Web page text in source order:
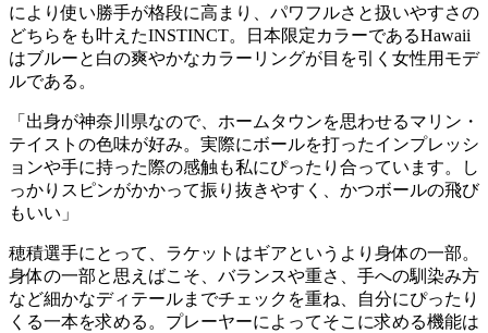
により使い勝手が格段に高まり、パワフルさと扱いやすさの
どちらをも叶えたINSTINCT。日本限定カラーであるHawaii
はブルーと白の爽やかなカラーリングが目を引く女性用モデ
ルである。
「出身が神奈川県なので、ホームタウンを思わせるマリン・
テイストの色味が好み。実際にボールを打ったインプレッシ
ョンや手に持った際の感触も私にぴったり合っています。し
っかりスピンがかかって振り抜きやすく、かつボールの飛び
もいい」
穂積選手にとって、ラケットはギアというより身体の一部。
身体の一部と思えばこそ、バランスや重さ、手への馴染み方
など細かなディテールまでチェックを重ね、自分にぴったり
くる一本を求める。プレーヤーによってそこに求める機能は